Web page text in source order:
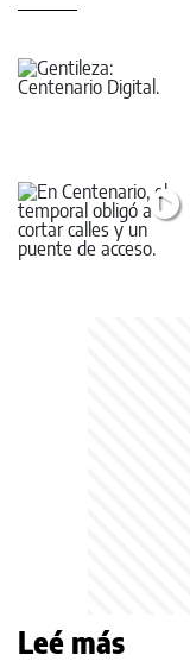
Leé más